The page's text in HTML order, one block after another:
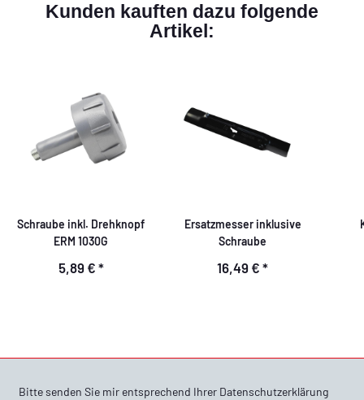
Kunden kauften dazu folgende
Artikel:
Schraube inkl. Drehknopf
ERM 1030G
5,89 € *
Ersatzmesser inklusive
Schraube
16,49 € *
Bitte senden Sie mir entsprechend Ihrer Datenschutzerklärung